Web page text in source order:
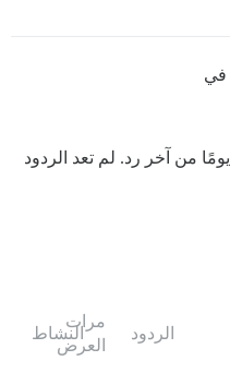
تم إغلاق هذا الموضوع تلقائيًا بعد 30 يومًا من آخر رد. لم تعد الردود
الردود
مرات
العرض
النشاط